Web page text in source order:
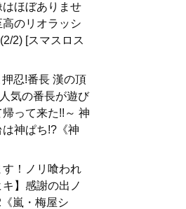
ほぼありませ
のリオラッシ
2) [スマスロス
押忍!番長 漢の頂
気の番長が遊び
って来た!!～ 神
神ぱち!?《神
す！ノリ喰われ
】感謝の出ノ
《嵐・梅屋シ